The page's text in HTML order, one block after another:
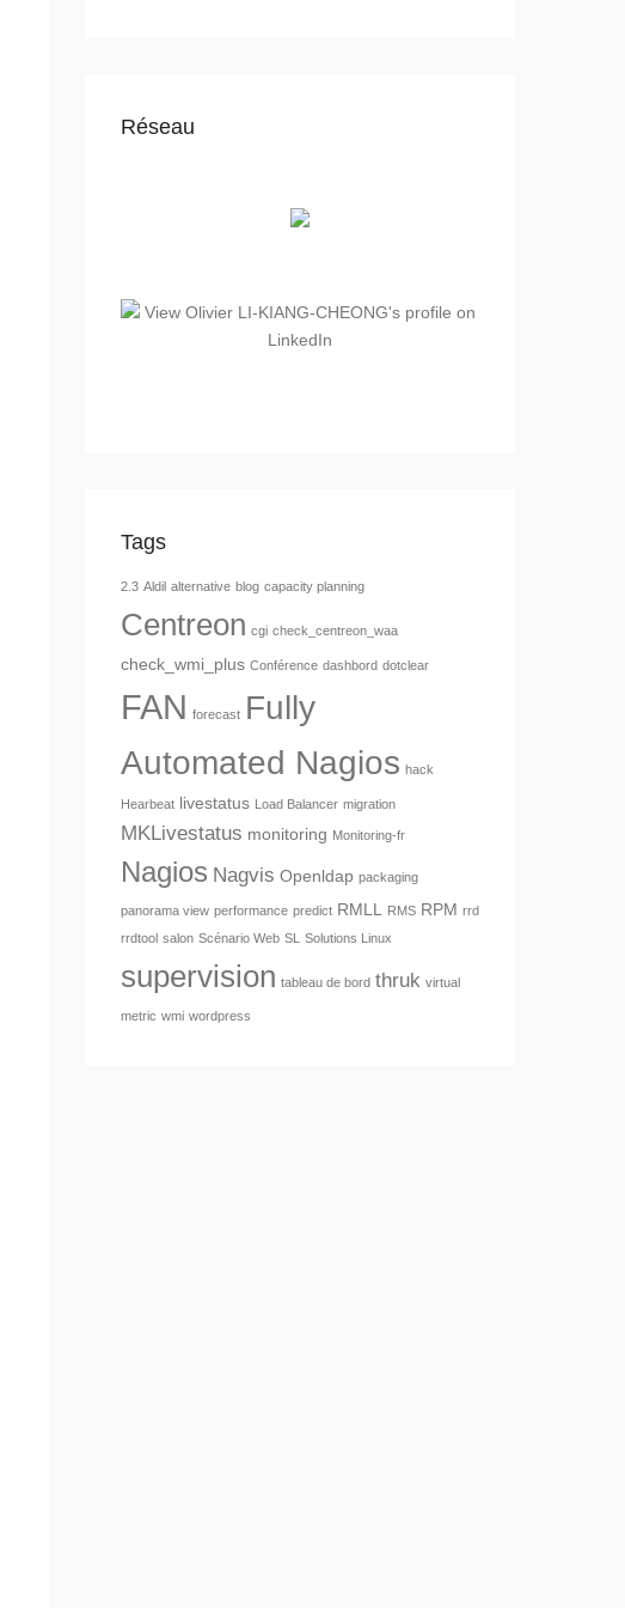
Réseau
Tags
2.3 Aldil alternative blog capacity planning
Centreon cgi check_centreon_waa
check_wmi_plus Conférence dashbord dotclear
FAN forecast Fully
Automated Nagios hack
Hearbeat livestatus Load Balancer migration
MKLivestatus monitoring Monitoring-fr
Nagios Nagvis Openldap packaging
panorama view performance predict RMLL RMS RPM rrd
rrdtool salon Scénario Web SL Solutions Linux
supervision tableau de bord thruk virtual
metric wmi wordpress